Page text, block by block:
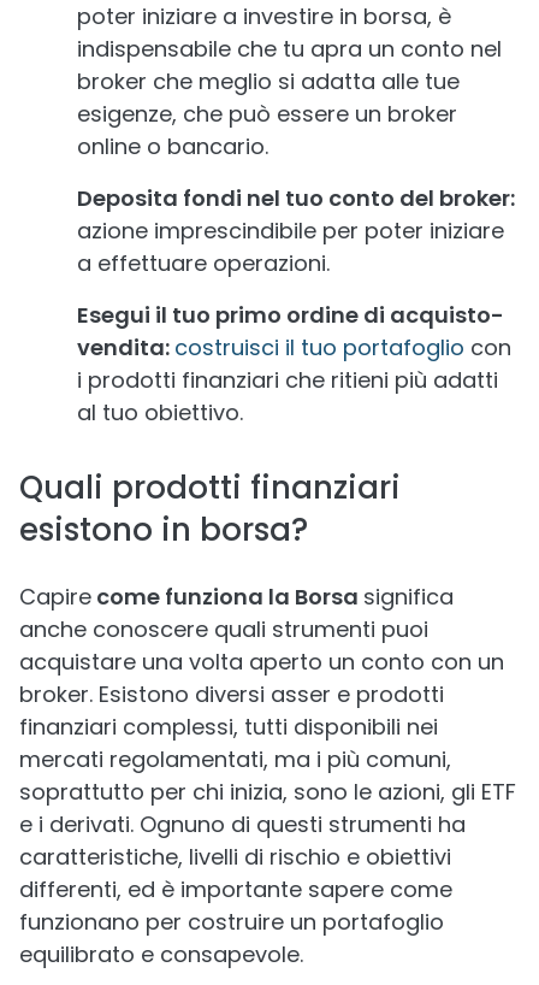
poter iniziare a investire in borsa, è
indispensabile che tu apra un conto nel
broker che meglio si adatta alle tue
esigenze, che può essere un broker
online o bancario.
Deposita fondi nel tuo conto del broker:
azione imprescindibile per poter iniziare
a effettuare operazioni.
Esegui il tuo primo ordine di acquisto-
vendita: costruisci il tuo portafoglio con
i prodotti finanziari che ritieni più adatti
al tuo obiettivo.
Quali prodotti finanziari
esistono in borsa?
Capire come funziona la Borsa significa
anche conoscere quali strumenti puoi
acquistare una volta aperto un conto con un
broker. Esistono diversi asser e prodotti
finanziari complessi, tutti disponibili nei
mercati regolamentati, ma i più comuni,
soprattutto per chi inizia, sono le azioni, gli ETF
e i derivati. Ognuno di questi strumenti ha
caratteristiche, livelli di rischio e obiettivi
differenti, ed è importante sapere come
funzionano per costruire un portafoglio
equilibrato e consapevole.